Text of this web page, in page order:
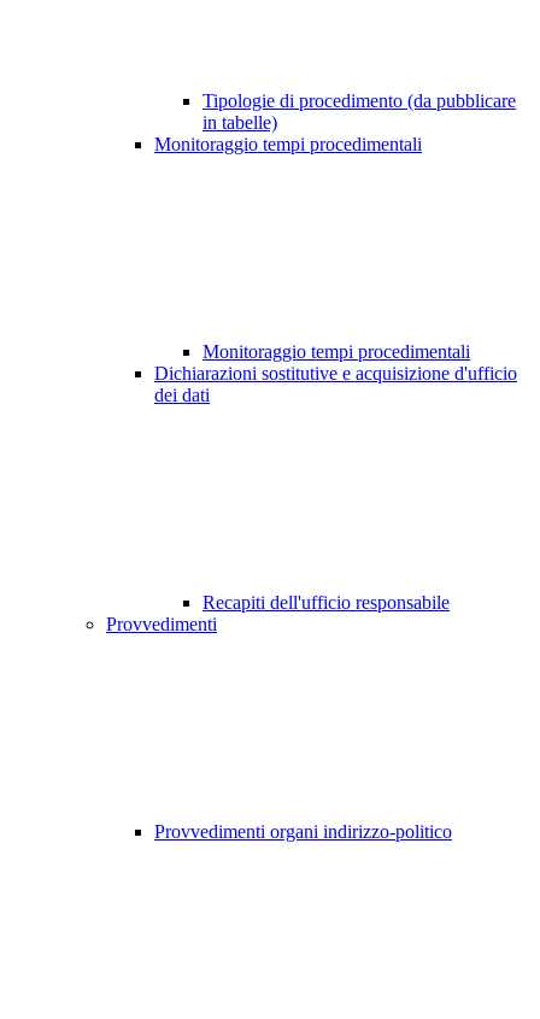
Tipologie di procedimento (da pubblicare
in tabelle)
Monitoraggio tempi procedimentali
Monitoraggio tempi procedimentali
Dichiarazioni sostitutive e acquisizione d'ufficio
dei dati
Recapiti dell'ufficio responsabile
Provvedimenti
Provvedimenti organi indirizzo-politico